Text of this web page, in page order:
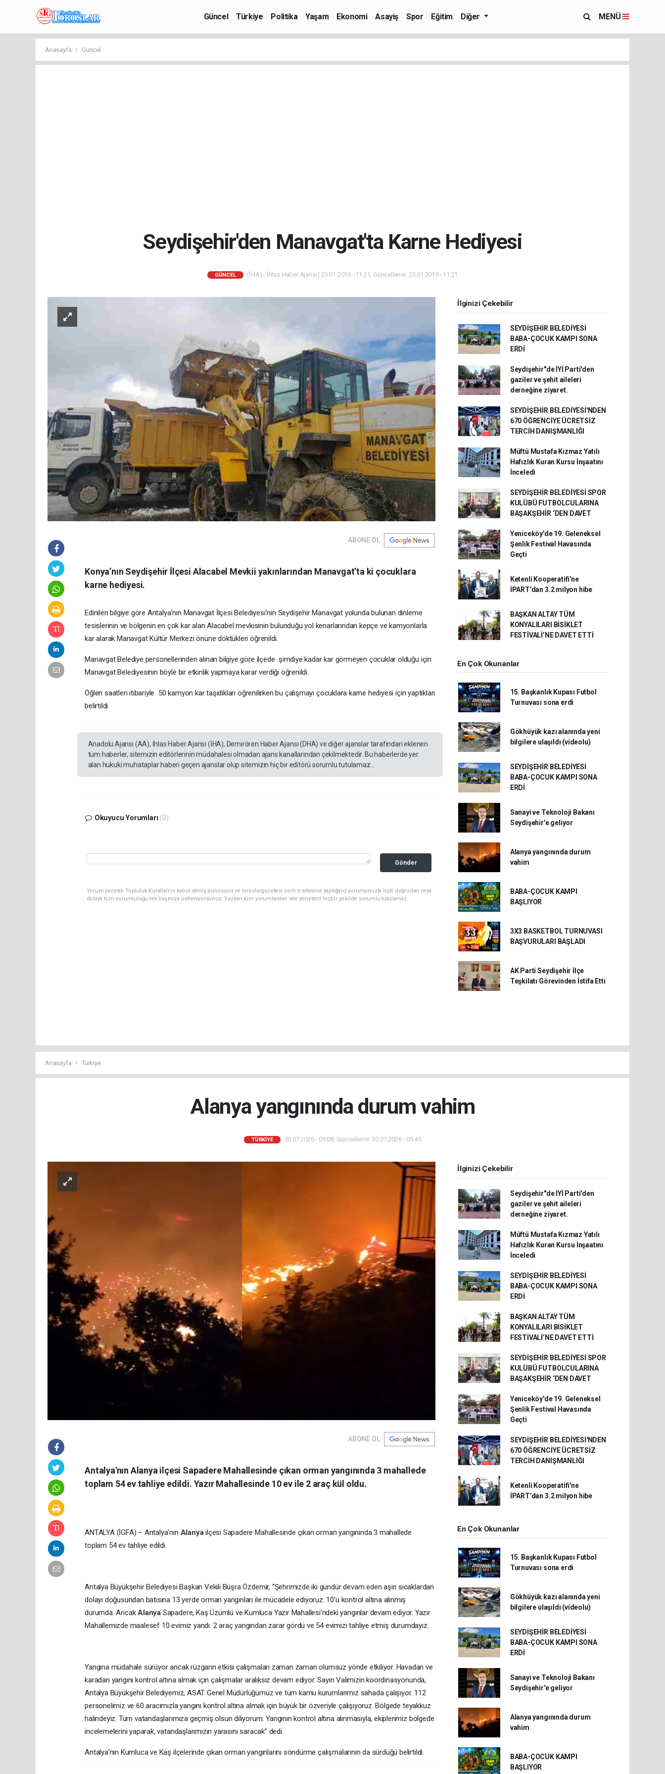
Güncel Türkiye Politika Yaşam Ekonomi Asayiş Spor Eğitim Diğer MENÜ
Anasayfa Güncel
Seydişehir'den Manavgat'ta Karne Hediyesi
GÜNCEL (İHA) - İhlas Haber Ajansı | 23.01.2019 - 11:21, Güncelleme: 23.01.2019 - 11:21
ABONE OL
Konya’nın Seydişehir İlçesi Alacabel Mevkii yakınlarından Manavgat’ta ki çocuklara
karne hediyesi.
Edinilen bilgiye göre Antalya’nın Manavgat İlçesi Belediyesi’nin Seydişehir Manavgat yolunda bulunan dinleme
tesislerinin ve bölgenin en çok kar alan Alacabel mevkisinin bulunduğu yol kenarlarından kepçe ve kamyonlarla
kar alarak Manavgat Kültür Merkezi önüne döktükleri öğrenildi.
Manavgat Belediye personellerinden alınan bilgiye göre ilçede şimdiye kadar kar görmeyen çocuklar olduğu için
Manavgat Belediyesinin böyle bir etkinlik yapmaya karar verdiği öğrenildi.
Öğlen saatleri itibariyle 50 kamyon kar taşıdıkları öğrenilirken bu çalışmayı çocuklara karne hediyesi için yaptıkları
belirtildi.
Anadolu Ajansı (AA), İhlas Haber Ajansı (İHA), Demirören Haber Ajansı (DHA) ve diğer ajanslar tarafından eklenen
tüm haberler, sitemizin editörlerinin müdahalesi olmadan ajans kanallarından çekilmektedir. Bu haberlerde yer
alan hukuki muhataplar haberi geçen ajanslar olup sitemizin hiç bir editörü sorumlu tutulamaz...
Okuyucu Yorumları (0)
Gönder
Yorum yazarak Topluluk Kuralları’nı kabul etmiş bulunuyor ve toroslargazetesi.com.tr sitesine yaptığınız yorumunuzla ilgili doğrudan veya
dolaylı tüm sorumluluğu tek başınıza üstleniyorsunuz. Yazılan tüm yorumlardan site yönetimi hiçbir şekilde sorumlu tutulamaz.
İlginizi Çekebilir
SEYDİŞEHİR BELEDİYESİ
BABA-ÇOCUK KAMPI SONA
ERDİ
Seydişehir"de İYİ Parti'den
gaziler ve şehit aileleri
derneğine ziyaret.
SEYDİŞEHİR BELEDİYESİ'NDEN
670 ÖĞRENCİYE ÜCRETSİZ
TERCİH DANIŞMANLIĞI
Müftü Mustafa Kızmaz Yatılı
Hafızlık Kuran Kursu İnşaatını
İnceledi
SEYDİŞEHİR BELEDİYESİ SPOR
KULÜBÜ FUTBOLCULARINA
BAŞAKŞEHİR ‘DEN DAVET
Yeniceköy'de 19. Geleneksel
Şenlik Festival Havasında
Geçti
Ketenli Kooperatifi'ne
İPART’dan 3.2 milyon hibe
BAŞKAN ALTAY TÜM
KONYALILARI BİSİKLET
FESTİVALİ’NE DAVET ETTİ
En Çok Okunanlar
15. Başkanlık Kupası Futbol
Turnuvası sona erdi
Gökhüyük kazı alanında yeni
bilgilere ulaşıldı (videolu)
SEYDİŞEHİR BELEDİYESİ
BABA-ÇOCUK KAMPI SONA
ERDİ
Sanayi ve Teknoloji Bakanı
Seydişehir'e geliyor
Alanya yangınında durum
vahim
BABA-ÇOCUK KAMPI
BAŞLIYOR
3X3 BASKETBOL TURNUVASI
BAŞVURULARI BAŞLADI
AK Parti Seydişehir İlçe
Teşkilatı Görevinden İstifa Etti
Anasayfa Türkiye
Alanya yangınında durum vahim
TÜRKIYE 30.07.2026 - 09:08, Güncelleme: 30.07.2026 - 09:45
ABONE OL
Antalya'nın Alanya ilçesi Sapadere Mahallesinde çıkan orman yangınında 3 mahallede
toplam 54 ev tahliye edildi. Yazır Mahallesinde 10 ev ile 2 araç kül oldu.
ANTALYA (İGFA) – Antalya'nın Alanyailçesi Sapadere Mahallesinde çıkan orman yangınında 3 mahallede
toplam 54 ev tahliye edildi.
Antalya Büyükşehir Belediyesi Başkan Vekili Büşra Özdemir, “Şehrimizde iki gündür devam eden aşırı sıcaklardan
dolayı doğusundan batısına 13 yerde orman yangınları ile mücadele ediyoruz. 10’u kontrol altına alınmış
durumda. AncakAlanya Sapadere, Kaş Üzümlü ve Kumluca Yazır Mahallesi'ndeki yangınlar devam ediyor. Yazır
Mahallemizde maalesef 10 evimiz yandı. 2 araç yangından zarar gördü ve 54 evimizi tahliye etmiş durumdayız.
Yangına müdahale sürüyor ancak rüzgarın etkisi çalışmaları zaman zaman olumsuz yönde etkiliyor. Havadan ve
karadan yangını kontrol altına almak için çalışmalar aralıksız devam ediyor. Sayın Valimizin koordinasyonunda,
Antalya Büyükşehir Belediyemiz, ASAT Genel Müdürlüğümüz ve tüm kamu kurumlarımız sahada çalışıyor. 112
personelimiz ve 60 aracımızla yangını kontrol altına almak için büyük bir özveriyle çalışıyoruz. Bölgede teyakkuz
halindeyiz. Tüm vatandaşlarımıza geçmiş olsun diliyorum. Yangının kontrol altına alınmasıyla, ekiplerimiz bölgede
incelemelerini yaparak, vatandaşlarımızın yarasını saracak” dedi.
Antalya’nın Kumluca ve Kaş ilçelerinde çıkan orman yangınlarını söndürme çalışmalarının da sürdüğü belirtildi.
İlginizi Çekebilir
Seydişehir"de İYİ Parti'den
gaziler ve şehit aileleri
derneğine ziyaret.
Müftü Mustafa Kızmaz Yatılı
Hafızlık Kuran Kursu İnşaatını
İnceledi
SEYDİŞEHİR BELEDİYESİ
BABA-ÇOCUK KAMPI SONA
ERDİ
BAŞKAN ALTAY TÜM
KONYALILARI BİSİKLET
FESTİVALİ’NE DAVET ETTİ
SEYDİŞEHİR BELEDİYESİ SPOR
KULÜBÜ FUTBOLCULARINA
BAŞAKŞEHİR ‘DEN DAVET
Yeniceköy'de 19. Geleneksel
Şenlik Festival Havasında
Geçti
SEYDİŞEHİR BELEDİYESİ'NDEN
670 ÖĞRENCİYE ÜCRETSİZ
TERCİH DANIŞMANLIĞI
Ketenli Kooperatifi'ne
İPART’dan 3.2 milyon hibe
En Çok Okunanlar
15. Başkanlık Kupası Futbol
Turnuvası sona erdi
Gökhüyük kazı alanında yeni
bilgilere ulaşıldı (videolu)
SEYDİŞEHİR BELEDİYESİ
BABA-ÇOCUK KAMPI SONA
ERDİ
Sanayi ve Teknoloji Bakanı
Seydişehir'e geliyor
Alanya yangınında durum
vahim
BABA-ÇOCUK KAMPI
BAŞLIYOR